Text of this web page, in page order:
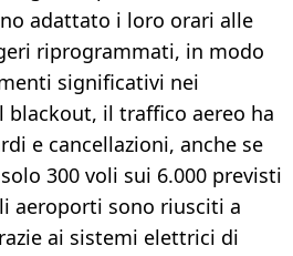
adattato i loro orari alle
riprogrammati, in modo
significativi nei
blackout, il traffico aereo ha
e cancellazioni, anche se
300 voli sui 6.000 previsti
aeroporti sono riusciti a
ai sistemi elettrici di